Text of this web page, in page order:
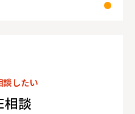
談したい
相談